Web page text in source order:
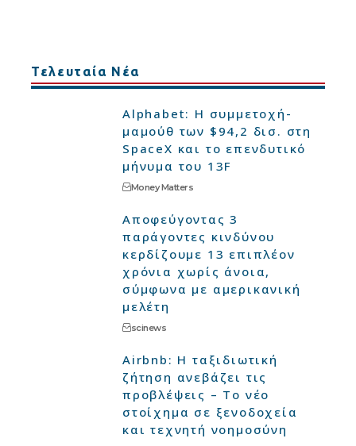
Τελευταία Νέα
Alphabet: Η συμμετοχή-
μαμούθ των $94,2 δισ. στη
SpaceX και το επενδυτικό
μήνυμα του 13F
Money Matters
Αποφεύγοντας 3
παράγοντες κινδύνου
κερδίζουμε 13 επιπλέον
χρόνια χωρίς άνοια,
σύμφωνα με αμερικανική
μελέτη
scinews
Airbnb: Η ταξιδιωτική
ζήτηση ανεβάζει τις
προβλέψεις – Το νέο
στοίχημα σε ξενοδοχεία
και τεχνητή νοημοσύνη